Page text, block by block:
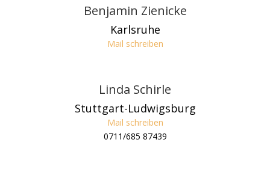
Benjamin Zienicke
Karlsruhe
Mail schreiben
Linda Schirle
Stuttgart-Ludwigsburg
Mail schreiben
0711/685 87439